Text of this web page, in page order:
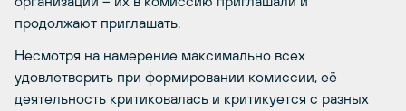
продолжают приглашать.
Несмотря на намерение максимально всех
удовлетворить при формировании комиссии, её
деятельность критиковалась и критикуется с разных